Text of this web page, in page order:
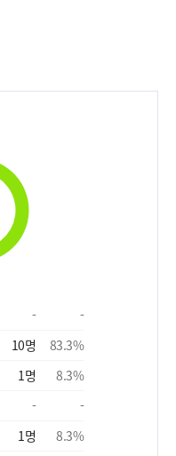
-
-
10명 83.3%
1명 8.3%
-
-
1명 8.3%